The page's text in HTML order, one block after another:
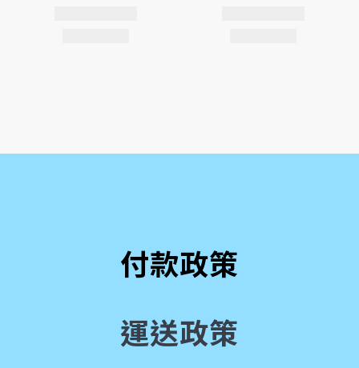
付款政策
運送政策